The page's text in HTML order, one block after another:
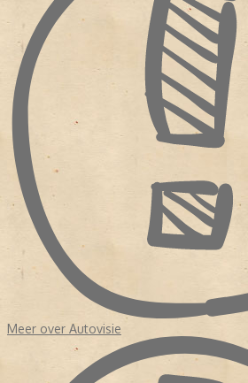
Meer over Autovisie